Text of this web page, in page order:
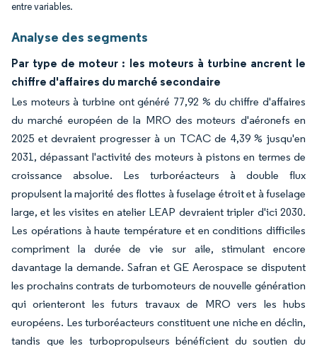
entre variables.
Analyse des segments
Par type de moteur : les moteurs à turbine ancrent le
chiffre d'affaires du marché secondaire
Les moteurs à turbine ont généré 77,92 % du chiffre d'affaires
du marché européen de la MRO des moteurs d'aéronefs en
2025 et devraient progresser à un TCAC de 4,39 % jusqu'en
2031, dépassant l'activité des moteurs à pistons en termes de
croissance absolue. Les turboréacteurs à double flux
propulsent la majorité des flottes à fuselage étroit et à fuselage
large, et les visites en atelier LEAP devraient tripler d'ici 2030.
Les opérations à haute température et en conditions difficiles
compriment la durée de vie sur aile, stimulant encore
davantage la demande. Safran et GE Aerospace se disputent
les prochains contrats de turbomoteurs de nouvelle génération
qui orienteront les futurs travaux de MRO vers les hubs
européens. Les turboréacteurs constituent une niche en déclin,
tandis que les turbopropulseurs bénéficient du soutien du